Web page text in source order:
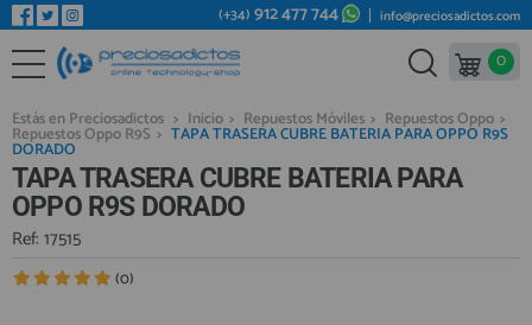
REPUESTOS MÓVILES
REPUESTOS TABLET
REPUESTOS RELOJES INTELIGENTES
REPUESTOS VIDEOCONSOLAS
REPUESTOS MACBOOK
REPUESTOS OTROS DISPOSITIVOS
Bienvenid@ otra vez
YA SOY CLIENTE
Recordarme
(+34) 912 477 744 info@preciosadictos.com
0
Estás en Preciosadictos > Inicio > Repuestos Móviles > Repuestos Oppo >
Repuestos Oppo R9S > TAPA TRASERA CUBRE BATERIA PARA OPPO R9S
DORADO
TAPA TRASERA CUBRE BATERIA PARA
OPPO R9S DORADO
Ref: 17515
(0)